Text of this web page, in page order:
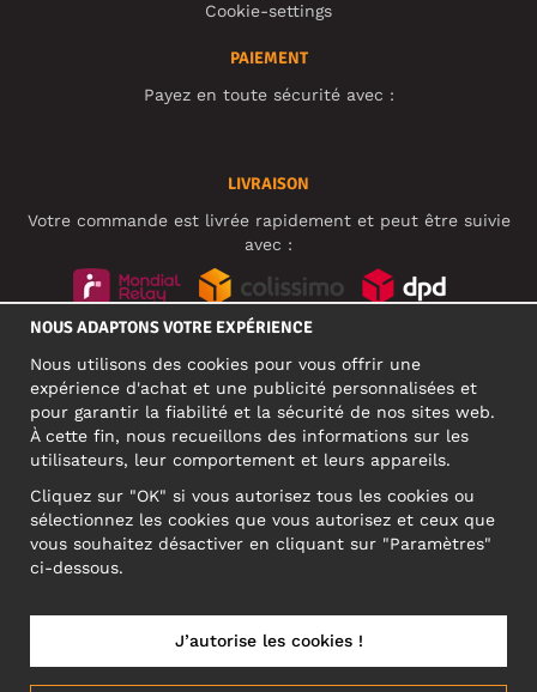
Cookie-settings
PAIEMENT
Payez en toute sécurité avec :
LIVRAISON
Votre commande est livrée rapidement et peut être suivie
avec :
ADRESSE PROFESSIONNELLE
Narva mnt 5, EE-10117 Tallinn
Reg: 12356245
ATTENTION ! N'envoyez pas les retours de produits à cette
NOUS ADAPTONS VOTRE EXPÉRIENCE
Nous utilisons des cookies pour vous offrir une
expérience d'achat et une publicité personnalisées et
pour garantir la fiabilité et la sécurité de nos sites web.
À cette fin, nous recueillons des informations sur les
utilisateurs, leur comportement et leurs appareils.
Cliquez sur "OK" si vous autorisez tous les cookies ou
sélectionnez les cookies que vous autorisez et ceux que
vous souhaitez désactiver en cliquant sur "Paramètres"
ci-dessous.
J’autorise les cookies !